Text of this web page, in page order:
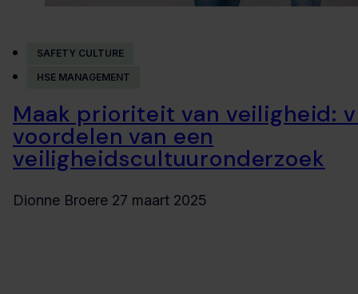
SAFETY CULTURE
HSE MANAGEMENT
Maak prioriteit van veiligheid:
voordelen van een
veiligheidscultuuronderzoek
Dionne Broere 27 maart 2025